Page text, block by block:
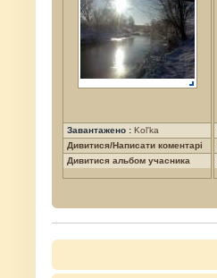
Завантажено : Kol'ka
Дивитися/Написати коментарі
Дивитися альбом учасника